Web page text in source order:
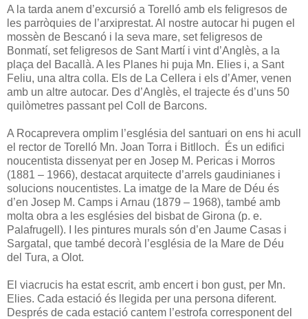
A la tarda anem d’excursió a Torelló amb els feligresos de
les parròquies de l’arxiprestat. Al nostre autocar hi pugen el
mossèn de Bescanó i la seva mare, set feligresos de
Bonmatí, set feligresos de Sant Martí i vint d’Anglès, a la
plaça del Bacallà. A les Planes hi puja Mn. Elies i, a Sant
Feliu, una altra colla. Els de La Cellera i els d’Amer, venen
amb un altre autocar. Des d’Anglès, el trajecte és d’uns 50
quilòmetres passant pel Coll de Barcons.
A Rocaprevera omplim l’església del santuari on ens hi acull
el rector de Torelló Mn. Joan Torra i Bitlloch. És un edifici
noucentista dissenyat per en Josep M. Pericas i Morros
(1881 – 1966), destacat arquitecte d’arrels gaudinianes i
solucions noucentistes. La imatge de la Mare de Déu és
d’en Josep M. Camps i Arnau (1879 – 1968), també amb
molta obra a les esglésies del bisbat de Girona (p. e.
Palafrugell). I les pintures murals són d’en Jaume Casas i
Sargatal, que també decorà l’església de la Mare de Déu
del Tura, a Olot.
El viacrucis ha estat escrit, amb encert i bon gust, per Mn.
Elies. Cada estació és llegida per una persona diferent.
Després de cada estació cantem l’estrofa corresponent del